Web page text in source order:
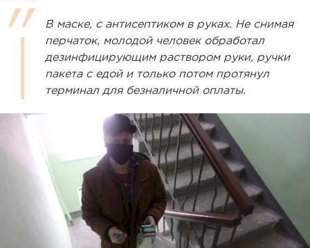
В маске, с антисептиком в руках. Не снимая
перчаток, молодой человек обработал
дезинфицирующим раствором руки, ручки
пакета с едой и только потом протянул
терминал для безналичной оплаты.